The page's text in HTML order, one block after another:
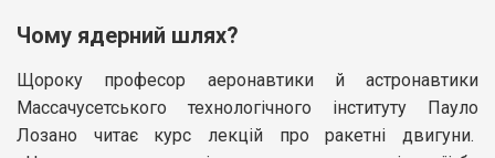
Чому ядерний шлях?
Щороку професор аеронавтики й астронавтики
Массачусетського технологічного інституту Пауло
Лозано читає курс лекцій про ракетні двигуни.